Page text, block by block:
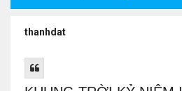
thanhdat